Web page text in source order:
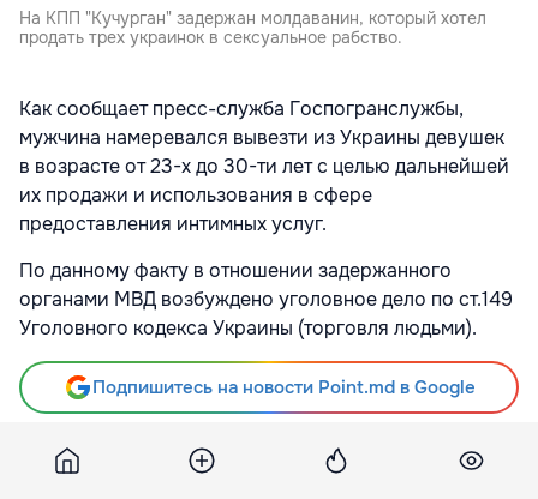
На КПП "Кучурган" задержан молдаванин, который хотел
продать трех украинок в сексуальное рабство.
Как сообщает пресс-служба Госпогранслужбы,
мужчина намеревался вывезти из Украины девушек
в возрасте от 23-х до 30-ти лет с целью дальнейшей
их продажи и использования в сфере
предоставления интимных услуг.
По данному факту в отношении задержанного
органами МВД возбуждено уголовное дело по ст.149
Уголовного кодекса Украины (торговля людьми).
Подпишитесь на новости Point.md в Google
Источник